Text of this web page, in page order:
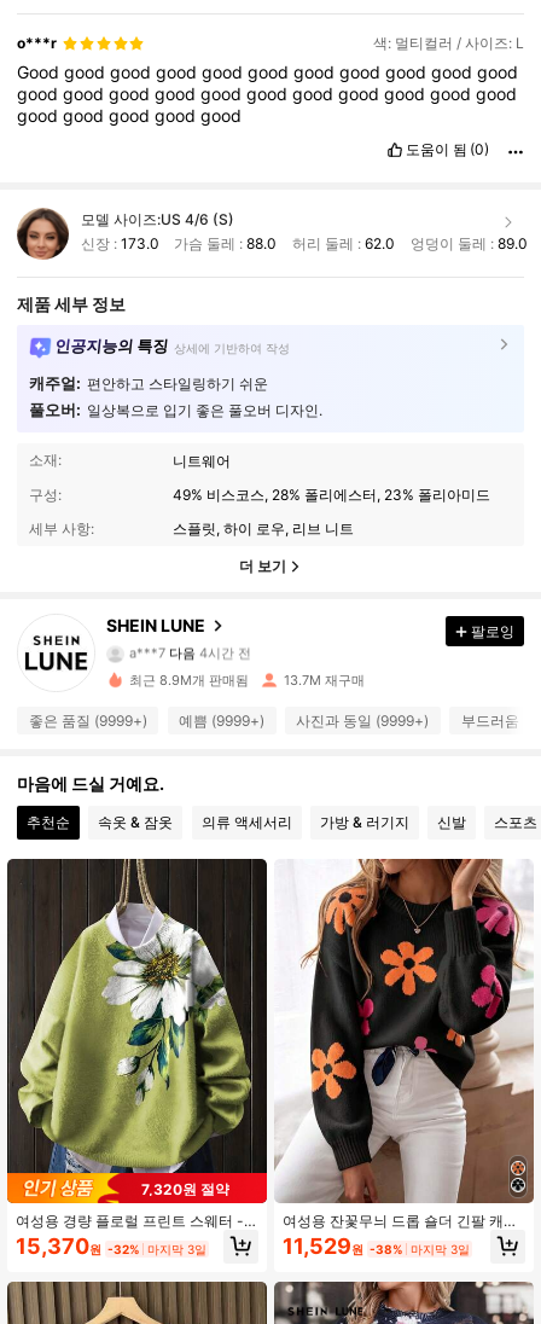
o***r 색: 멀티컬러 / 사이즈: L
Goodgoodgoodgoodgoodgoodgoodgoodgoodgoodgood
goodgoodgoodgoodgoodgoodgoodgoodgoodgoodgood
goodgoodgoodgoodgood
도움이 됨 (0)
모델 사이즈:US 4/6 (S)
신장 : 173.0 가슴 둘레 :88.0 허리 둘레 : 62.0 엉덩이 둘레 : 89.0
제품 세부 정보
인공지능의 특징 상세에 기반하여 작성
캐주얼: 편안하고 스타일링하기 쉬운
풀오버: 일상복으로 입기 좋은 풀오버 디자인.
소재:
니트웨어
구성:
49% 비스코스, 28% 폴리에스터, 23% 폴리아미드
세부 사항:
스플릿, 하이 로우, 리브 니트
더 보기
SHEIN LUNE
다음
e***z 가 탐색 중입니다
4.91
1M 팔로워
4.91 1M 팔로워
4.91
4.91 1M 팔로워
4.91 1M 팔로워
4.91 1M 팔로워
4.91 1M 팔로워
4.91 1M 팔로워
팔로잉
최근 8.9M개 판매됨 13.7M 재구매
좋은 품질 (9999+) 예쁨 (9999+) 사진과 동일 (9999+) 부드러움
마음에 드실 거예요.
추천순 속옷 & 잠옷 의류 액세서리 가방 & 러기지 신발 스포
7,320원 절약
여성용 경량 플로럴 프린트 스웨터 -
멀티컬러 꽃 패턴, 캐주얼 크루넥 긴팔
탑 가을
15,370원 -32% 마지막 3일
여성용 잔꽃무늬 드롭 숄더 긴팔 캐주
얼 루즈핏 풀오버 스웨터, 가을/겨울
휴가에 적합
11,529원 -38% 마지막 3일